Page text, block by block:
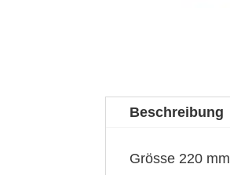
Beschreibung
Grösse 220 mm